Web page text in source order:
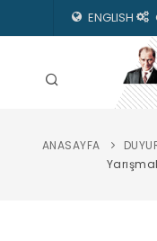
ENGLISH
HAKKIMIZDA
ANASAYFA